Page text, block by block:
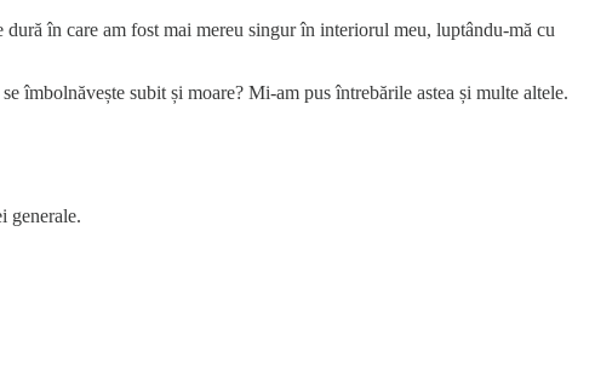
în care am fost mai mereu singur în interiorul meu, luptându-mă cu
subit și moare? Mi-am pus întrebările astea și multe altele.
generale.